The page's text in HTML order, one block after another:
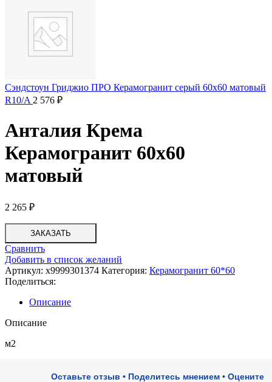
Сэндстоун Гриджио ПРО Керамогранит серый 60х60 матовый
R10/A 2 576 ₽
Анталия Крема
Керамогранит 60х60
матовый
2 265 ₽
ЗАКАЗАТЬ
Сравнить
Добавить в список желаний
Артикул: х9999301374 Категория: Керамогранит 60*60
Поделиться:
Описание
Описание
м2
Оставьте отзыв • Поделитесь мнением • Оцените наш